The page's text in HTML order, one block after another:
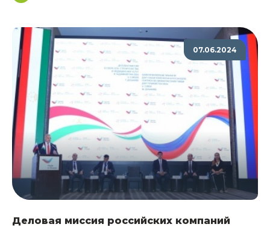
07.06.2024
Деловая миссия российских компаний